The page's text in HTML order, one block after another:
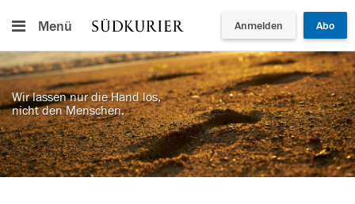
Menü Anmelden Abo
Wir lassen nur die Hand los,
nicht den Menschen.